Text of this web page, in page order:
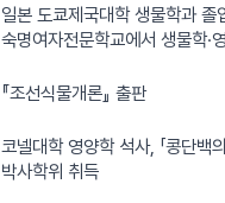
일본 도쿄제국대학 생물학과 졸
숙명여자전문학교에서 생물학·
『조선식물개론』 출판
코넬대학 영양학 석사, 「콩단백
박사학위 취득